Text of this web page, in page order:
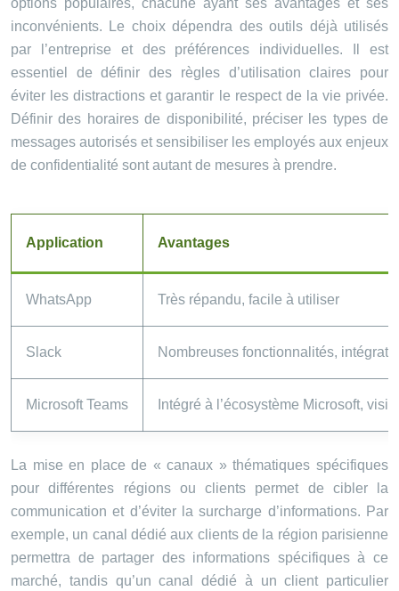
options populaires, chacune ayant ses avantages et ses
inconvénients. Le choix dépendra des outils déjà utilisés
par l’entreprise et des préférences individuelles. Il est
essentiel de définir des règles d’utilisation claires pour
éviter les distractions et garantir le respect de la vie privée.
Définir des horaires de disponibilité, préciser les types de
messages autorisés et sensibiliser les employés aux enjeux
de confidentialité sont autant de mesures à prendre.
Application Avantages
WhatsApp Très répandu, facile à utiliser
Slack Nombreuses fonctionnalités,
Microsoft Teams Intégré à l’écosystème Microsoft,
La mise en place de « canaux » thématiques spécifiques
pour différentes régions ou clients permet de cibler la
communication et d’éviter la surcharge d’informations. Par
exemple, un canal dédié aux clients de la région parisienne
permettra de partager des informations spécifiques à ce
marché, tandis qu’un canal dédié à un client particulier